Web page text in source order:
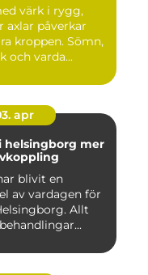
värk i rygg,
axlar påverkar
kroppen. Sömn,
och varda...
apr
mer
blivit en
av vardagen för
Allt